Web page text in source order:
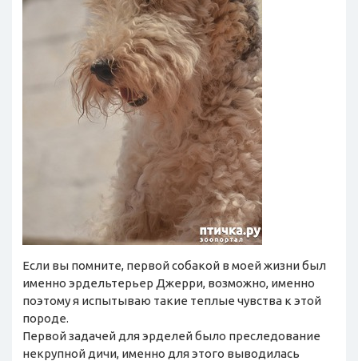
Если вы помните, первой собакой в моей жизни был
именно эрдельтерьер Джерри, возможно, именно
поэтому я испытываю такие теплые чувства к этой
породе.
Первой задачей для эрделей было преследование
некрупной дичи, именно для этого выводилась